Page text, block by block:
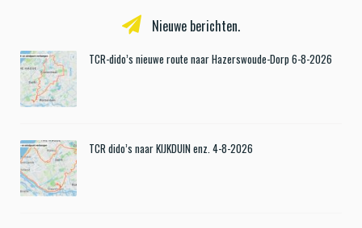
Nieuwe berichten.
TCR-dido’s nieuwe route naar Hazerswoude-Dorp 6-8-2026
TCR dido’s naar KIJKDUIN enz. 4-8-2026